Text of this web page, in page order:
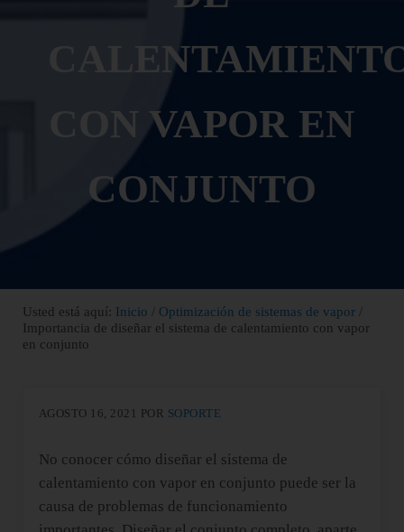
CON VAPOR EN
CONJUNTO
Usted está aquí: Inicio / Optimización de sistemas de vapor /
Importancia de diseñar el sistema de calentamiento con vapor
en conjunto
AGOSTO 16, 2021 POR SOPORTE
No conocer cómo diseñar el sistema de
calentamiento con vapor en conjunto puede ser la
causa de problemas de funcionamiento